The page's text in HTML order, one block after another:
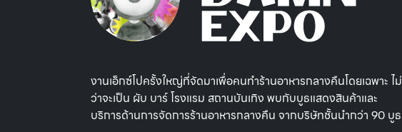
งานเอ็กซ์โปครั้งใหญ่ที่จัดมาเพื่อคนทำร้านอาหารกลางคืนโดยเฉพาะ ไม่
ว่าจะเป็น ผับ บาร์ โรงแรม สถานบันเทิง พบกับบูธแสดงสินค้าและ
บริการด้านการจัดการร้านอาหารกลางคืน จากบริษัทชั้นนำกว่า 90 บูธ